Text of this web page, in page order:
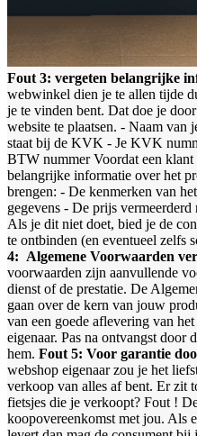
Fout 3: vergeten belangrijke
webwinkel dien je te allen tijde
je te vinden bent. Dat doe je
website te plaatsen. - Naam van
staat bij de KVK - Je KVK
BTW nummerVoordat een klant
belangrijke informatie over het
brengen: - De kenmerken van
gegevens - De prijs vermeerderd
Als je dit niet doet, bied je de
te ontbinden (en eventueel zelfs
4: Algemene Voorwaarden
voorwaarden zijn aanvullende
dienst of de prestatie. De
gaan over de kern van jouw
van een goede aflevering van
eigenaar. Pas na ontvangst door
hem. Fout 5: Voor garantie
webshop eigenaar zou je het
verkoop van alles af bent. Er zit
fietsjes die je verkoopt? Fout !
koopovereenkomst met jou. Als